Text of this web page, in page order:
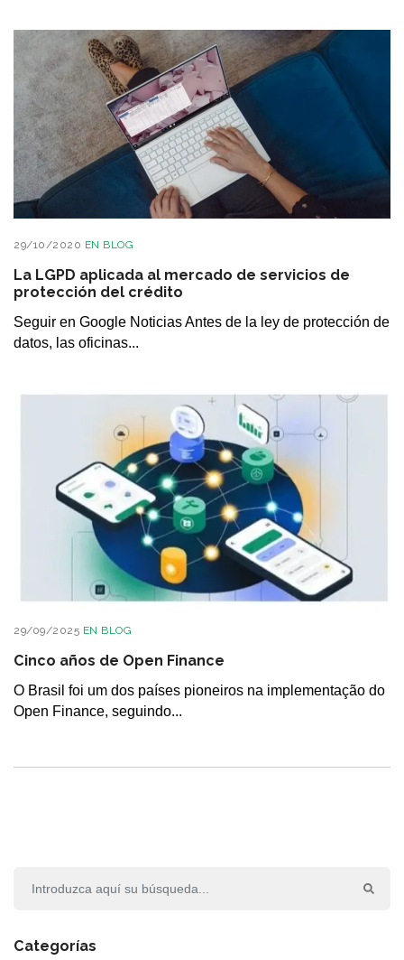
29/10/2020 EN BLOG
La LGPD aplicada al mercado de servicios de
protección del crédito
Seguir en Google Noticias Antes de la ley de protección de
datos, las oficinas...
29/09/2025 EN BLOG
Cinco años de Open Finance
O Brasil foi um dos países pioneiros na implementação do
Open Finance, seguindo...
Categorías